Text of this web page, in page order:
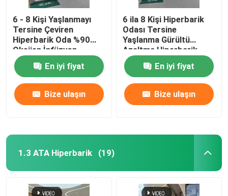
6 - 8 Kişi Yaşlanmayı
Tersine Çeviren
Hiperbarik Oda %90
Oksijen İnfüzyon
Tedavisi
En iyi fiyat
Bize ulaşın
6 ila 8 Kişi Hiperbarik
Odası Tersine
Yaşlanma Gürültü
Azaltma Hiperbarik
Oksijen Odası
En iyi fiyat
Bize ulaşın
1.3 ATA Hiperbarik (19)